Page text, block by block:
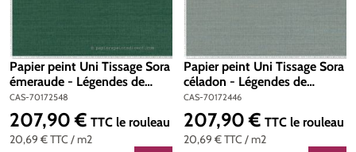
Papier peint Uni Tissage Sora
émeraude - Légendes de
Casamance | Réf. CAS-
70172548
CAS-70172548
20,69 €TTC / m2
Prix régulier :
207,90 € TTC le rouleau
Papier peint Uni Tissage Sora
céladon - Légendes de
Casamance | Réf. CAS-
70172446
CAS-70172446
20,69 €TTC / m2
Prix régulier :
207,90 € TTC le rouleau